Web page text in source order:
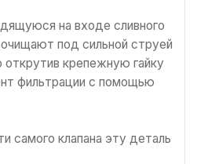
на входе сливного
под сильной струей
крепежную гайку
фильтрации с помощью
самого клапана эту деталь